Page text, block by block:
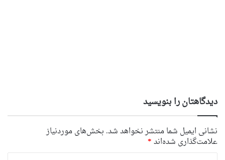
دیدگاهتان را بنویسید
نشانی ایمیل شما منتشر نخواهد شد. بخش‌های موردنیاز
علامت‌گذاری شده‌اند*